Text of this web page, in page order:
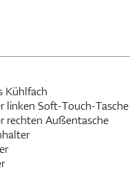
Kühlfach
linken Soft-Touch-Tasche
rechten Außentasche